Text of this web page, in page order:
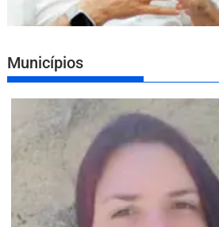
Municípios